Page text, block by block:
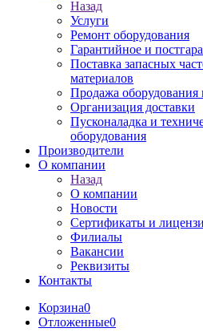
Назад
Услуги
Ремонт оборудования
Гарантийное и
Поставка запасных
материалов
Продажа оборудования
Организация доставки
Пусконаладка и
оборудования
Производители
О компании
Назад
О компании
Новости
Сертификаты и
Филиалы
Вакансии
Реквизиты
Контакты
Корзина0
Отложенные0